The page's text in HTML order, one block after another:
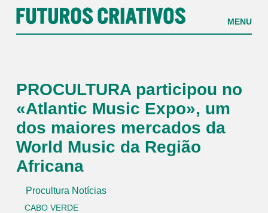
MENU
PROCULTURA participou no
«Atlantic Music Expo», um
dos maiores mercados da
World Music da Região
Africana
Procultura Notícias
CABO VERDE